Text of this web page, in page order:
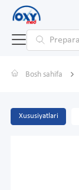
Bosh sahifa
Xususiyatlari